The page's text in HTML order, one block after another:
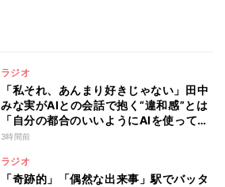
ラジオ
「私それ、あんまり好きじゃない」田中
みな実がAIとの会話で抱く“違和感”とは
「自分の都合のいいようにAIを使ってる
人たちって…」
3時間前
ラジオ
「奇跡的」「偶然な出来事」駅でバッタ